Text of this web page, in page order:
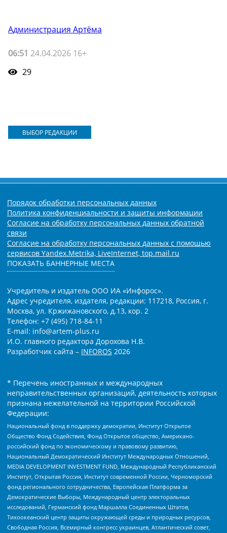
Администрация Артёма
06:51 24.04.2026 16+
29
ВЫБОР РЕДАКЦИИ
Порядок обработки персональных данных
Политика конфиденциальности и защиты информации
Согласие на обработку персональных данных обратной
связи
Согласие на обработку персональных данных с помощью
сервисов Yandex.Metrika, LiveInternet, top.mail.ru
ПОКАЗАТЬ БАННЕРНЫЕ МЕСТА
Учредитель и издатель ООО ИА «Инфорос».
Адрес учредителя, издателя, редакции: 117218, Россия, г.
Москва, ул. Кржижановского, д.13, кор. 2
Телефон: +7 (495) 718-84-11
E-mail: info@artem-plus.ru
И.О. главного редактора Дорохова Н.В.
Разработчик сайта – INFOROS 2026
* Перечень иностранных и международных
неправительственных организаций, деятельность которых
признана нежелательной на территории Российской
Федерации:
Национальный фонд в поддержку демократии, Институт Открытое
Общество Фонд Содействия, Фонд Открытое общество, Американо-
российский фонд по экономическому и правовому развитию,
Национальный Демократический Институт Международных Отношений,
MEDIA DEVELOPMENT INVESTMENT FUND, Международный Республиканский
Институт, Открытая Россия, Институт современной России, Черноморский
фонд регионального сотрудничества, Европейская Платформа за
Демократические Выборы, Международный центр электоральных
исследований, Германский фонд Маршалла Соединенных Штатов,
Тихоокеанский центр защиты окружающей среды и природных ресурсов,
Свободная Россия, Всемирный конгресс украинцев, Атлантический совет,